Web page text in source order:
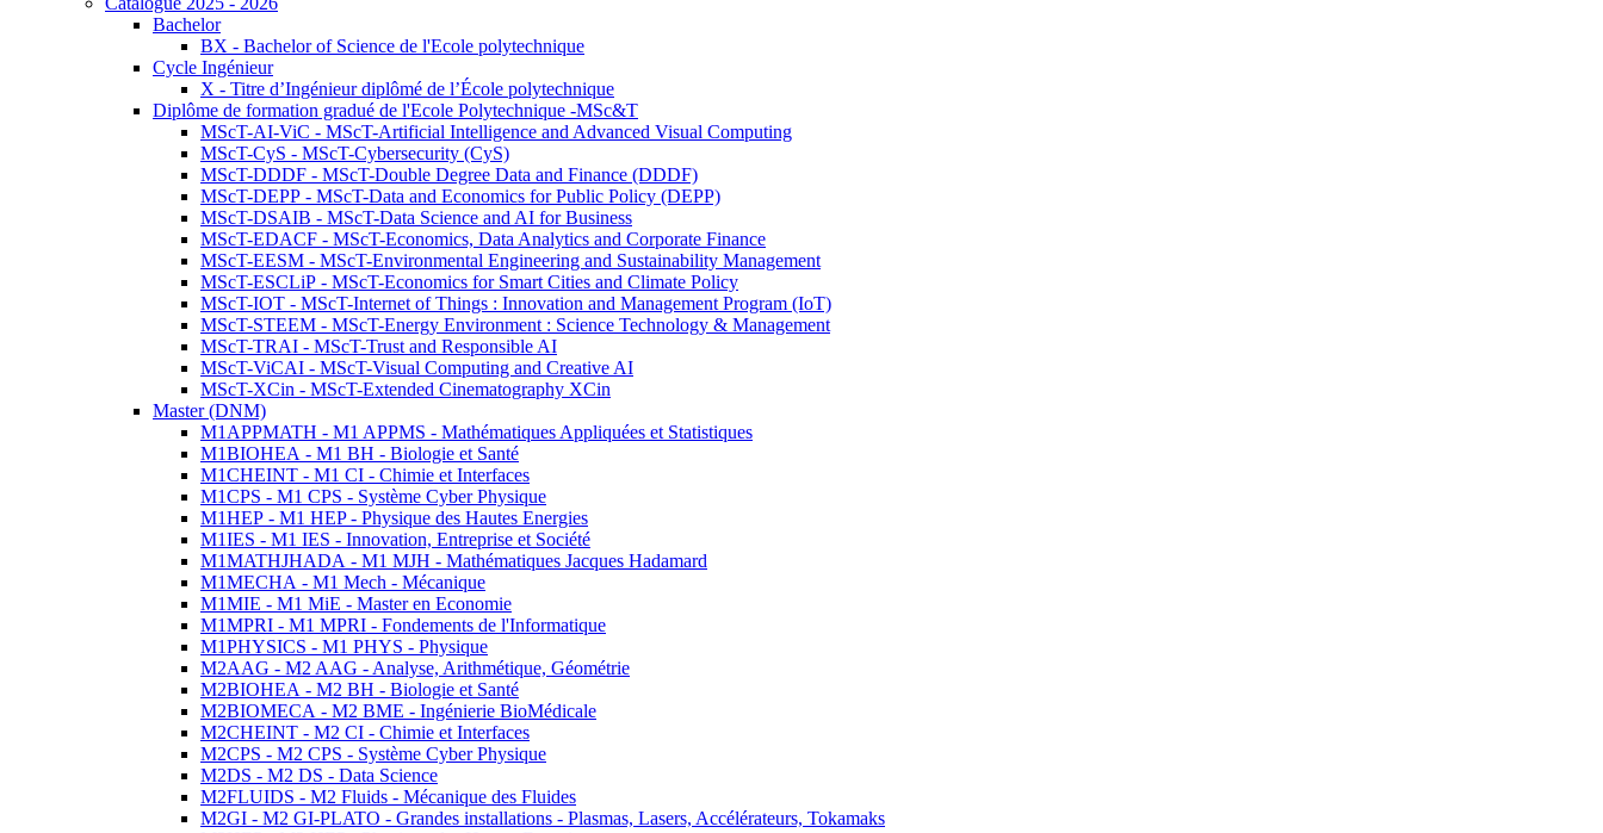
Bachelor
BX - Bachelor of Science de l'Ecole polytechnique
Cycle Ingénieur
X - Titre d’Ingénieur diplômé de l’École polytechnique
Diplôme de formation gradué de l'Ecole Polytechnique -MSc&T
MScT-AI-ViC - MScT-Artificial Intelligence and Advanced Visual Computing
MScT-CyS - MScT-Cybersecurity (CyS)
MScT-DDDF - MScT-Double Degree Data and Finance (DDDF)
MScT-DEPP - MScT-Data and Economics for Public Policy (DEPP)
MScT-DSAIB - MScT-Data Science and AI for Business
MScT-EDACF - MScT-Economics, Data Analytics and Corporate Finance
MScT-EESM - MScT-Environmental Engineering and Sustainability Management
MScT-ESCLiP - MScT-Economics for Smart Cities and Climate Policy
MScT-IOT - MScT-Internet of Things : Innovation and Management Program (IoT)
MScT-STEEM - MScT-Energy Environment : Science Technology & Management
MScT-TRAI - MScT-Trust and Responsible AI
MScT-ViCAI - MScT-Visual Computing and Creative AI
MScT-XCin - MScT-Extended Cinematography XCin
Master (DNM)
M1APPMATH - M1 APPMS - Mathématiques Appliquées et Statistiques
M1BIOHEA - M1 BH - Biologie et Santé
M1CHEINT - M1 CI - Chimie et Interfaces
M1CPS - M1 CPS - Système Cyber Physique
M1HEP - M1 HEP - Physique des Hautes Energies
M1IES - M1 IES - Innovation, Entreprise et Société
M1MATHJHADA - M1 MJH - Mathématiques Jacques Hadamard
M1MECHA - M1 Mech - Mécanique
M1MIE - M1 MiE - Master en Economie
M1MPRI - M1 MPRI - Fondements de l'Informatique
M1PHYSICS - M1 PHYS - Physique
M2AAG - M2 AAG - Analyse, Arithmétique, Géométrie
M2BIOHEA - M2 BH - Biologie et Santé
M2BIOMECA - M2 BME - Ingénierie BioMédicale
M2CHEINT - M2 CI - Chimie et Interfaces
M2CPS - M2 CPS - Système Cyber Physique
M2DS - M2 DS - Data Science
M2FLUIDS - M2 Fluids - Mécanique des Fluides
M2GI - M2 GI-PLATO - Grandes installations - Plasmas, Lasers, Accélérateurs, Tokamaks